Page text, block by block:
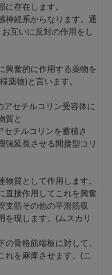
存在します。
神経系からなります。通
互いに反対の作用をし
興奮的に作用する薬物を
薬物)と言います。
アセチルコリン受容体に
質と
セチルコリンを蓄積さ
強延長させる間接型コリ
質として作用します。
直接作用してこれを興奮
支筋その他の平滑筋収
を現します。(ムスカリ
の骨格筋端板に対して、
れを麻痺させます。(ニ